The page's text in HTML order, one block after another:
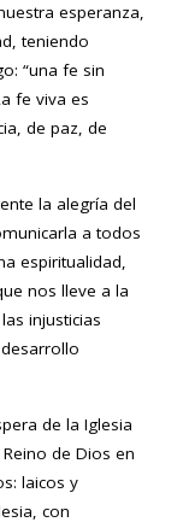
esperanza,
teniendo
“una fe sin
fe viva es
de paz, de
la alegría del
a todos
espiritualidad,
nos lleve a la
injusticias
de la Iglesia
de Dios en
laicos y
con